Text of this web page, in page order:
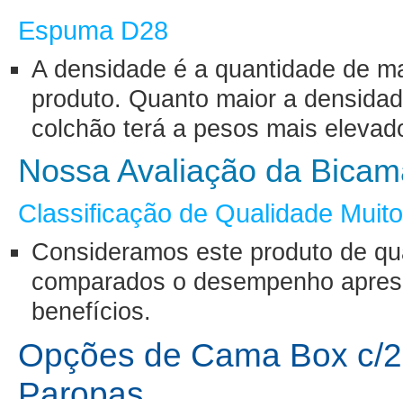
Espuma D28
A densidade é a quantidade de
produto. Quanto maior a
colchão terá a pesos mais
Nossa Avaliação da
Classificação de Qualidade
Consideramos este produto de
comparados o desempenho
benefícios.
Opções de Cama Box c/